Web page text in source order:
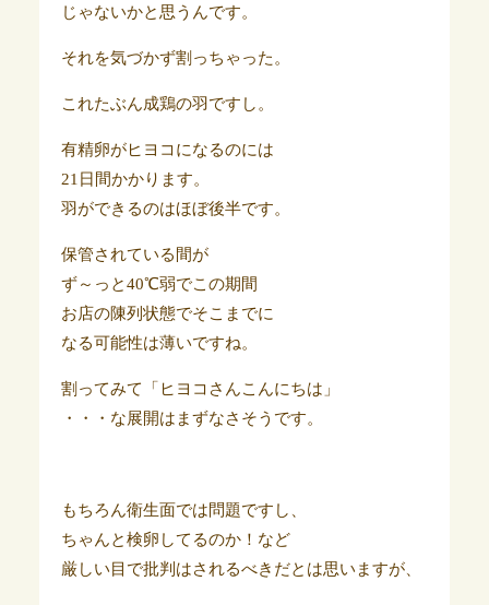
じゃないかと思うんです。
それを気づかず割っちゃった。
これたぶん成鶏の羽ですし。
有精卵がヒヨコになるのには
21日間かかります。
羽ができるのはほぼ後半です。
保管されている間が
ず～っと40℃弱でこの期間
お店の陳列状態でそこまでに
なる可能性は薄いですね。
割ってみて「ヒヨコさんこんにちは」
・・・な展開はまずなさそうです。
もちろん衛生面では問題ですし、
ちゃんと検卵してるのか！など
厳しい目で批判はされるべきだとは思いますが、